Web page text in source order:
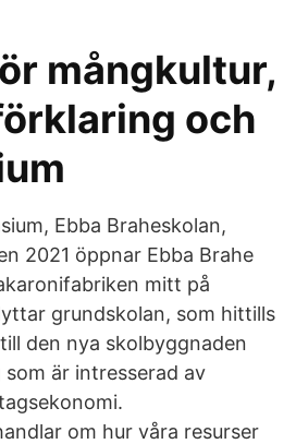
mångkultur,
och
Ebba Braheskolan,
2021 öppnar Ebba Brahe
mitt på
grundskolan, som hittills
den nya skolbyggnaden
som är intresserad av
om hur våra resurser